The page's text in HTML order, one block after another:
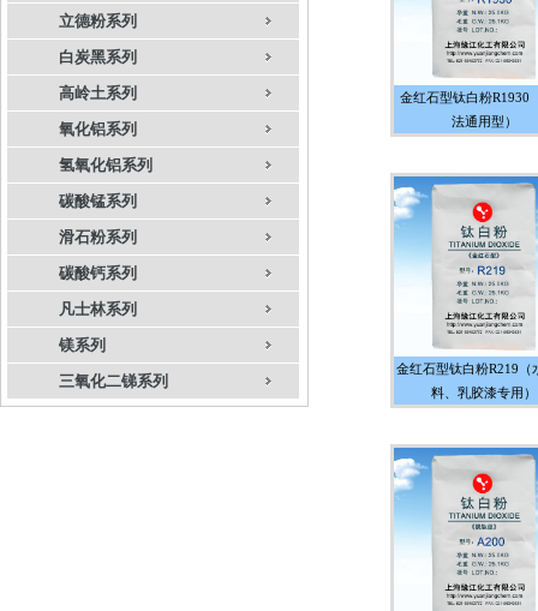
立德粉系列
白炭黑系列
高岭土系列
氧化铝系列
氢氧化铝系列
碳酸锰系列
滑石粉系列
碳酸钙系列
凡士林系列
镁系列
三氧化二锑系列
金红石型钛白粉R1930
法通用型）
金红石型钛白粉R219（
料、乳胶漆专用）